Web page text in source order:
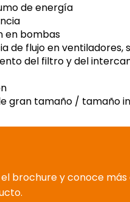
de energía
en bombas
de flujo en ventiladores,
del filtro y del
gran tamaño / tamaño
brochure y conoce